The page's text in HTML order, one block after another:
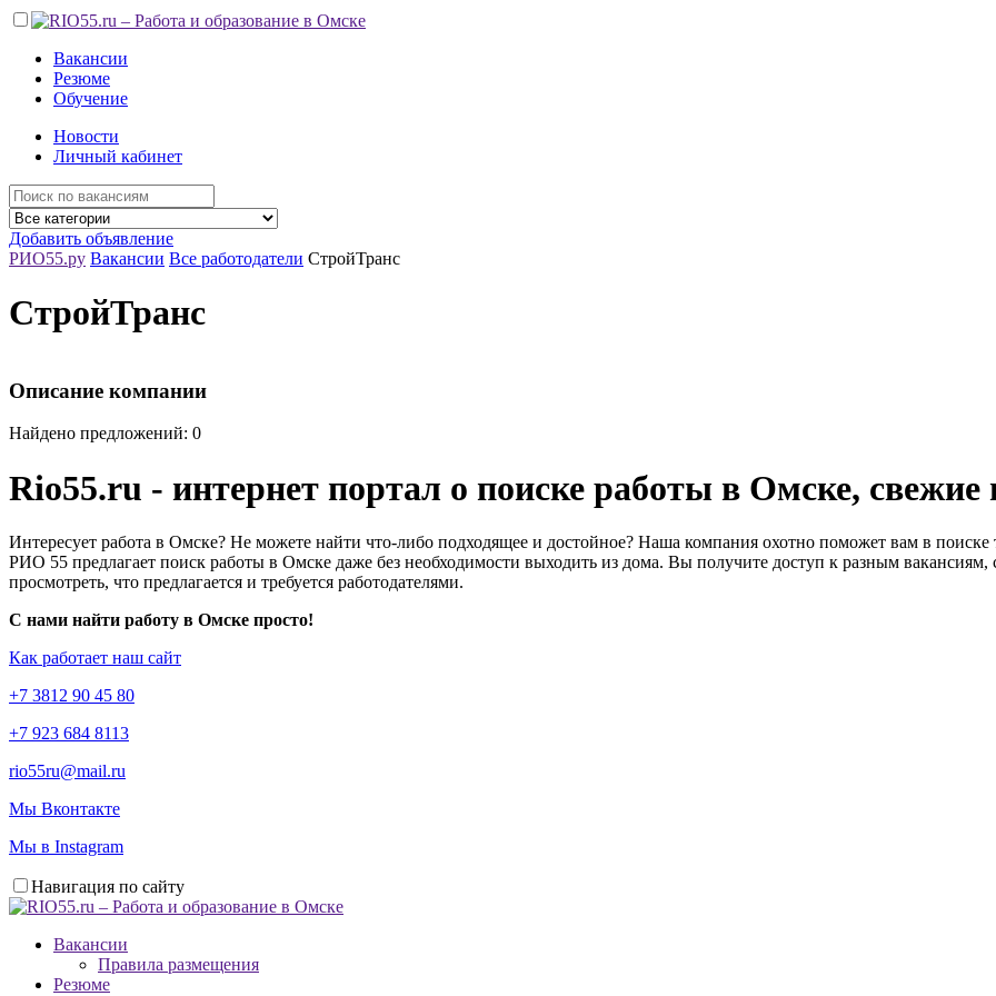
Вакансии
Резюме
Обучение
Новости
Личный кабинет
Добавить объявление
РИО55.ру Вакансии Все работодатели СтройТранс
СтройТранс
Описание компании
Найдено предложений: 0
Rio55.ru - интернет портал о поиске работы в Омске, свежие
Интересует работа в Омске? Не можете найти что-либо подходящее и достойное? Наша компания охотно поможет вам в поиске
РИО 55 предлагает поиск работы в Омске даже без необходимости выходить из дома. Вы получите доступ к разным
просмотреть, что предлагается и требуется работодателями.
С нами найти работу в Омске просто!
Как работает наш сайт
+7 3812 90 45 80
+7 923 684 8113
rio55ru@mail.ru
Мы Вконтакте
Мы в Instagram
Навигация по сайту
Вакансии
Правила размещения
Резюме